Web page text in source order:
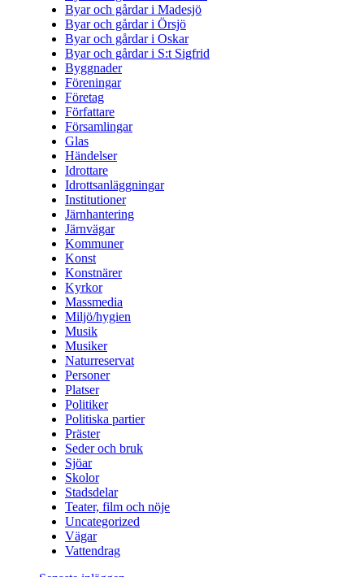
Byar och gårdar i Madesjö
Byar och gårdar i Örsjö
Byar och gårdar i Oskar
Byar och gårdar i S:t Sigfrid
Byggnader
Föreningar
Företag
Författare
Församlingar
Glas
Händelser
Idrottare
Idrottsanläggningar
Institutioner
Järnhantering
Järnvägar
Kommuner
Konst
Konstnärer
Kyrkor
Massmedia
Miljö/hygien
Musik
Musiker
Naturreservat
Personer
Platser
Politiker
Politiska partier
Präster
Seder och bruk
Sjöar
Skolor
Stadsdelar
Teater, film och nöje
Uncategorized
Vägar
Vattendrag